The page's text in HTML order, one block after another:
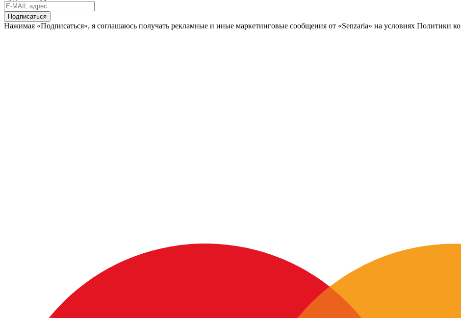
Подписаться
Нажимая «Подписаться», я соглашаюсь получать рекламные и иные маркетинговые сообщения от «Senzaria» на условиях Политики